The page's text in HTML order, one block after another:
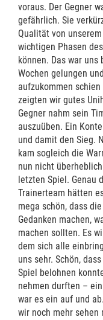
voraus. Der Gegner
gefährlich. Sie
Qualität von
wichtigen Phasen
können. Das war uns
Wochen gelungen
aufzukommen
zeigten wir gutes
Gegner nahm sein
auszuüben. Ein
und damit den Sieg.
kam sogleich die
nun nicht
letzten Spiel. Genau
Trainerteam hätten
mega schön, dass
Gedanken machen,
machen sollten. Es
dem sich alle
uns sehr. Schön,
Spiel belohnen
nehmen durften –
war es ein auf und
wir noch mehr sehen